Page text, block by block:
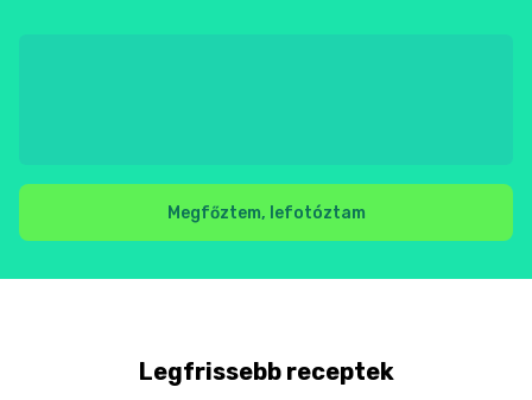
Megfőztem, lefotóztam
Legfrissebb receptek